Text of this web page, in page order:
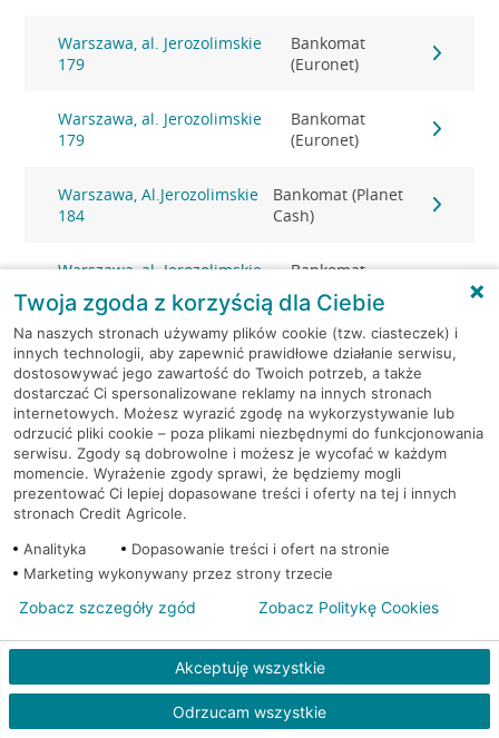
Warszawa, al. Jerozolimskie
179
Bankomat
(Euronet)
Warszawa, al. Jerozolimskie
179
Bankomat
(Euronet)
Warszawa, Al.Jerozolimskie
184
Bankomat (Planet
Cash)
Warszawa, al. Jerozolimskie
202
Bankomat
(Euronet)
Warszawa, al.
Jerozolimskie 27
Bankomat w placówce
CA BP
Warszawa, al.
Jerozolimskie 27
Bankomat w placówce
CA BP
Warszawa, al. Jerozolimskie
54
Bankomat
Warszawa, al. Jerozolimskie
Bankomat
Warszawa, al. Jerozolimskie
Bankomat
(Euronet)
Warszawa, Al.Jerozolimskie Bankomat (Planet
Twoja zgoda z korzyścią dla Ciebie
Na naszych stronach używamy plików cookie (tzw. ciasteczek) i
innych technologii, aby zapewnić prawidłowe działanie serwisu,
dostosowywać jego zawartość do Twoich potrzeb, a także
dostarczać Ci spersonalizowane reklamy na innych stronach
internetowych. Możesz wyrazić zgodę na wykorzystywanie lub
odrzucić pliki cookie – poza plikami niezbędnymi do funkcjonowania
serwisu. Zgody są dobrowolne i możesz je wycofać w każdym
momencie. Wyrażenie zgody sprawi, że będziemy mogli
prezentować Ci lepiej dopasowane treści i oferty na tej i innych
stronach Credit Agricole.
Analityka
Dopasowanie treści i ofert na stronie
Marketing wykonywany przez strony trzecie
Akceptuję wszystkie
Odrzucam wszystkie
Zobacz szczegóły zgód Zobacz Politykę Cookies